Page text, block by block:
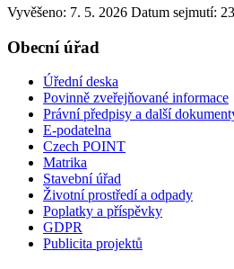
Vyvěšeno: 7. 5. 2026 Datum sejmutí:
Obecní úřad
Úřední deska
Povinně zveřejňované informace
Právní předpisy a další
E-podatelna
Czech POINT
Matrika
Stavební úřad
Životní prostředí a odpady
Poplatky a příspěvky
GDPR
Publicita projektů